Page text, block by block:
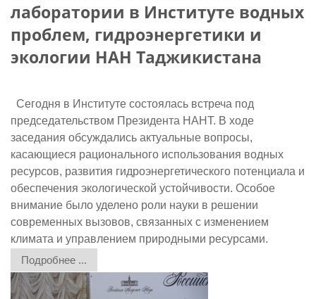
лаборатории в Институте водных
проблем, гидроэнергетики и
экологии НАН Таджикистана
Сегодня в Институте состоялась встреча под
председательством Президента НАНТ. В ходе
заседания обсуждались актуальные вопросы,
касающиеся рационального использования водных
ресурсов, развития гидроэнергетического потенциала и
обеспечения экологической устойчивости. Особое
внимание было уделено роли науки в решении
современных вызовов, связанных с изменением
климата и управлением природными ресурсами.
Подробнее ...